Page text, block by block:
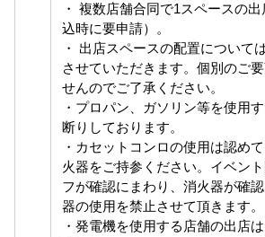
・ 複数店舗合同で1スペースの
込時に要申請）。
・ 出店スペースの配置について
させていただきます。個別のご
せんのでご了承ください。
・プロパン、ガソリン等を使用
断りしております。
・カセットコンロの使用は認め
火器をご持参ください。イベン
フが確認にまわり、消火器が確
器の使用を禁止させて頂きます。
・発電機を使用する店舗の出店